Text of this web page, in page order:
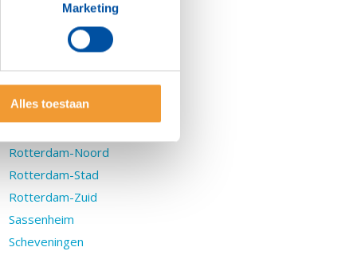
Marketing
Alles toestaan
Rotterdam-Delfshaven
Rotterdam-Kralingen
Rotterdam-Mainport
Rotterdam-Noord
Rotterdam-Stad
Rotterdam-Zuid
Sassenheim
Scheveningen